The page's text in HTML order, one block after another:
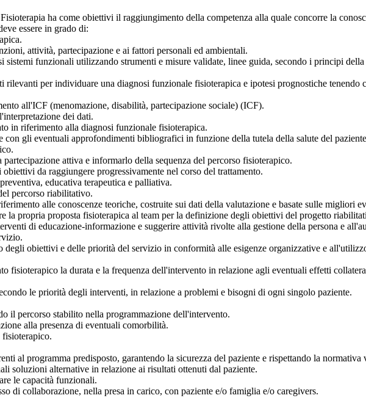
ha come obiettivi il raggiungimento della competenza alla quale concorre la
essere in grado di:
attività, partecipazione e ai fattori personali ed ambientali.
sistemi funzionali utilizzando strumenti e misure validate, linee guida, secondo i principi
rilevanti per individuare una diagnosi funzionale fisioterapica e ipotesi prognostiche tenendo
all'ICF (menomazione, disabilità, partecipazione sociale) (ICF).
dei dati.
in riferimento alla diagnosi funzionale fisioterapica.
con gli eventuali approfondimenti bibliografici in funzione della tutela della salute del
attiva e informarlo della sequenza del percorso fisioterapico.
da raggiungere progressivamente nel corso del trattamento.
educativa terapeutica e palliativa.
percorso riabilitativo.
alle conoscenze teoriche, costruite sui dati della valutazione e basate sulle migliori
la propria proposta fisioterapica al team per la definizione degli obiettivi del progetto
di educazione-informazione e suggerire attività rivolte alla gestione della persona e
obiettivi e delle priorità del servizio in conformità alle esigenze organizzative e
fisioterapico la durata e la frequenza dell'intervento in relazione agli eventuali effetti
le priorità degli interventi, in relazione a problemi e bisogni di ogni singolo paziente.
il percorso stabilito nella programmazione dell'intervento.
alla presenza di eventuali comorbilità.
fisioterapico.
al programma predisposto, garantendo la sicurezza del paziente e rispettando la normativa
soluzioni alternative in relazione ai risultati ottenuti dal paziente.
le capacità funzionali.
di collaborazione, nella presa in carico, con paziente e/o famiglia e/o caregivers.